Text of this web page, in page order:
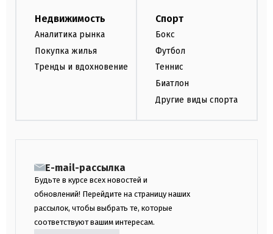
Недвижимость
Аналитика рынка
Покупка жилья
Тренды и вдохновение
Спорт
Бокс
Футбол
Теннис
Биатлон
Другие виды спорта
E-mail-рассылка
Будьте в курсе всех новостей и
обновлений! Перейдите на страницу наших
рассылок, чтобы выбрать те, которые
соответствуют вашим интересам.